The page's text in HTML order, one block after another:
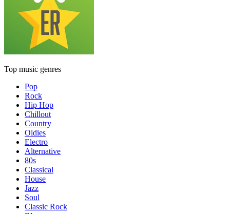
Top music genres
Pop
Rock
Hip Hop
Chillout
Country
Oldies
Electro
Alternative
80s
Classical
House
Jazz
Soul
Classic Rock